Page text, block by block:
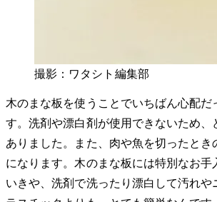
撮影：ワタシト編集部
木のまな板を使うことでいちばん心配だ
す。洗剤や漂白剤が使用できないため、
ありました。また、肉や魚を切ったとき
になります。木のまな板には特別なお手
いきや、洗剤で洗ったり漂白して汚れや